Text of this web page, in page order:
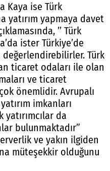
Kaya ise Türk
yatırım yapmaya davet
’’ Türk
ister Türkiye’de
Türk
ticaret odaları ile olan
ve ticaret
önemlidir. Avrupalı
imkanları
yatırımcılar da
bulunmaktadır”
ve yakın ilgiden
müteşekkir olduğunu